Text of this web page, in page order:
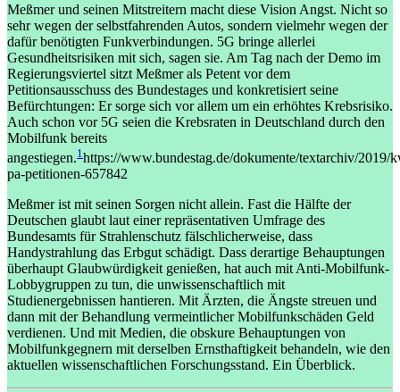
Meßmer und seinen Mitstreitern macht diese Vision Angst. Nicht so
sehr wegen der selbstfahrenden Autos, sondern vielmehr wegen der
dafür benötigten Funkverbindungen. 5G bringe allerlei
Gesundheitsrisiken mit sich, sagen sie. Am Tag nach der Demo im
Regierungsviertel sitzt Meßmer als Petent vor dem
Petitionsausschuss des Bundestages und konkretisiert seine
Befürchtungen: Er sorge sich vor allem um ein erhöhtes Krebsrisiko.
Auch schon vor 5G seien die Krebsraten in Deutschland durch den
Mobilfunk bereits
angestiegen.1 https://www.bundestag.de/dokumente/textarchiv/2019/
pa-petitionen-657842
Meßmer ist mit seinen Sorgen nicht allein. Fast die Hälfte der
Deutschen glaubt laut einer repräsentativen Umfrage des
Bundesamts für Strahlenschutz fälschlicherweise, dass
Handystrahlung das Erbgut schädigt. Dass derartige Behauptungen
überhaupt Glaubwürdigkeit genießen, hat auch mit Anti-Mobilfunk-
Lobbygruppen zu tun, die unwissenschaftlich mit
Studienergebnissen hantieren. Mit Ärzten, die Ängste streuen und
dann mit der Behandlung vermeintlicher Mobilfunkschäden Geld
verdienen. Und mit Medien, die obskure Behauptungen von
Mobilfunkgegnern mit derselben Ernsthaftigkeit behandeln, wie den
aktuellen wissenschaftlichen Forschungsstand. Ein Überblick.